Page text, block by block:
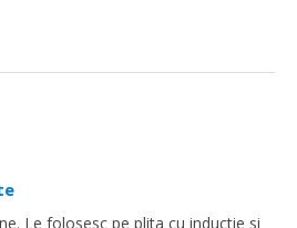
Le folosesc pe plita cu inductie si